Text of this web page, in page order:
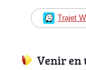
Trajet
Venir en